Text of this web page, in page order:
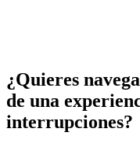
¿Quieres
de una
interrupciones?